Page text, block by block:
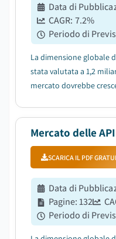
Data di
CAGR: 7.2%
Periodo di
La dimensione globale
stata valutata a 1,2
mercato dovrebbe
Mercato delle
SCARICA IL PDF
Data di
Pagine:132
Periodo di